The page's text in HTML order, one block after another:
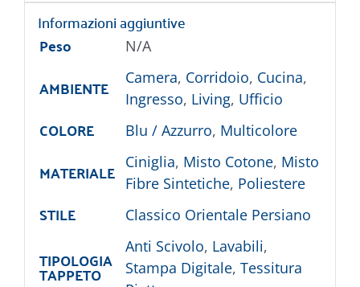
Informazioni aggiuntive
Peso
N/A
AMBIENTE Camera, Corridoio, Cucina,
Ingresso, Living, Ufficio
COLORE Blu / Azzurro, Multicolore
MATERIALE Ciniglia, Misto Cotone, Misto
Fibre Sintetiche, Poliestere
STILE Classico Orientale Persiano
TIPOLOGIA
TAPPETO
Anti Scivolo, Lavabili,
Stampa Digitale, Tessitura